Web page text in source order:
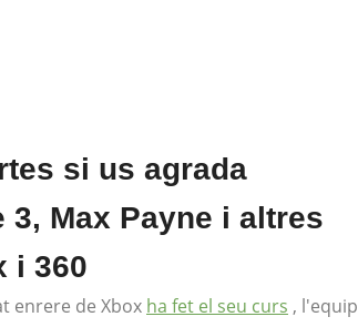
si us agrada
3, Max Payne i altres
i 360
enrere de Xbox ha fet el seu curs , l'equip